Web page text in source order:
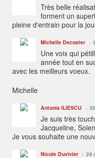
Très belle
forment un
pleine d'entrain pour la
Michelle Decoster
Une voix qui
année tout en
avec les meilleurs voeux.
Michelle
Antonia ILIESCU
Je suis très
Jacqueline,
Je vous souhaite une
Nicole Duvivier 29